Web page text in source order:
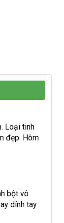
Loại tinh
đẹp. Hôm
bột vô
dính tay